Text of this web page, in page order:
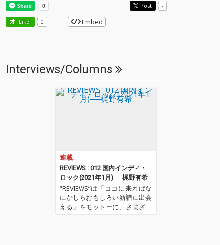
Post -
Like! 0 Embed
Interviews/Columns
連載
REVIEWS : 012 国内インディ・
ロック(2021年1月)──梶野有希
“REVIEWS”は「ココに来ればな
にかしらおもしろい新譜に出会
える」をモットーに、さまざま
な書き手が新譜(基本2〜3ヶ月タ